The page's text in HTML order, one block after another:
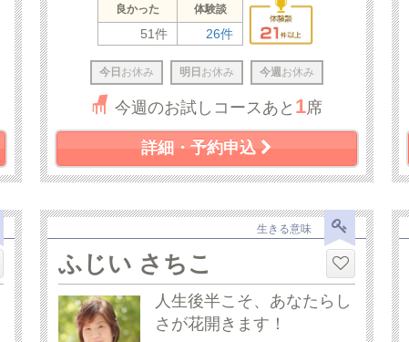
良かった 体験談
51件 26件
今日 お休み 明日 お休み 今週 お休み
今週のお試しコースあと 1席
詳細・予約申込
生きる意味
ふじい さちこ
人生後半こそ、あなたらし
さが花開きます！